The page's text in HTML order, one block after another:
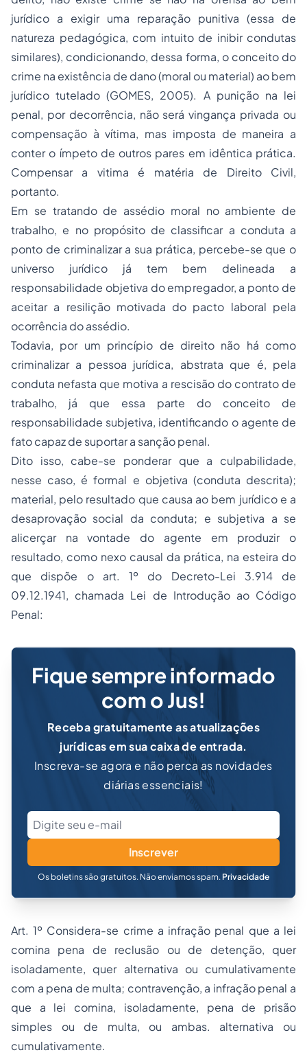
jurídico a exigir uma reparação punitiva (essa de
natureza pedagógica, com intuito de inibir condutas
similares), condicionando, dessa forma, o conceito do
crime na existência de dano (moral ou material) ao bem
jurídico tutelado (GOMES, 2005). A punição na lei
penal, por decorrência, não será vingança privada ou
compensação à vítima, mas imposta de maneira a
conter o ímpeto de outros pares em idêntica prática.
Compensar a vitima é matéria de Direito Civil,
portanto.
Em se tratando de assédio moral no ambiente de
trabalho, e no propósito de classificar a conduta a
ponto de criminalizar a sua prática, percebe-se que o
universo jurídico já tem bem delineada a
responsabilidade objetiva do empregador, a ponto de
aceitar a resilição motivada do pacto laboral pela
ocorrência do assédio.
Todavia, por um princípio de direito não há como
criminalizar a pessoa jurídica, abstrata que é, pela
conduta nefasta que motiva a rescisão do contrato de
trabalho, já que essa parte do conceito de
responsabilidade subjetiva, identificando o agente de
fato capaz de suportar a sanção penal.
Dito isso, cabe-se ponderar que a culpabilidade,
nesse caso, é formal e objetiva (conduta descrita);
material, pelo resultado que causa ao bem jurídico e a
desaprovação social da conduta; e subjetiva a se
alicerçar na vontade do agente em produzir o
resultado, como nexo causal da prática, na esteira do
que dispõe o art. 1º do Decreto-Lei 3.914 de
09.12.1941, chamada Lei de Introdução ao Código
Penal:
Fique sempre informado
com o Jus!
Receba gratuitamente as atualizações
jurídicas em sua caixa de entrada.
Inscreva-se agora e não perca as novidades
diárias essenciais!
Inscrever
Os boletins são gratuitos. Não enviamos spam. Privacidade
Art. 1º Considera-se crime a infração penal que a lei
comina pena de reclusão ou de detenção, quer
isoladamente, quer alternativa ou cumulativamente
com a pena de multa; contravenção, a infração penal a
que a lei comina, isoladamente, pena de prisão
simples ou de multa, ou ambas. alternativa ou
cumulativamente.